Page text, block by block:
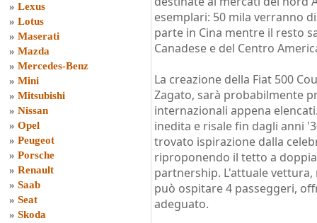
» Lexus
» Lotus
» Maserati
» Mazda
» Mercedes-Benz
» Mini
» Mitsubishi
» Nissan
» Opel
» Peugeot
» Porsche
» Renault
» Saab
» Seat
» Skoda
esemplari: 50 mila verranno
parte in Cina mentre il resto
Canadese e del Centro
La creazione della Fiat 500
Zagato, sarà probabilmente
internazionali appena
inedita e risale fin dagli anni
trovato ispirazione dalla
riproponendo il tetto a
partnership. L'attuale
può ospitare 4 passeggeri,
adeguato.